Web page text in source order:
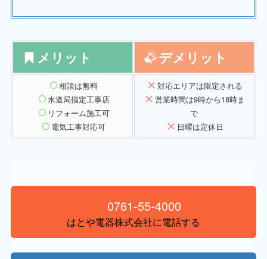
メリット デメリット
相談は無料
水道局指定工事店
リフォーム施工可
電気工事対応可
対応エリアは限定される
営業時間は9時から18時ま
で
日曜は定休日
0761-55-4000
はとや電器株式会社に電話する